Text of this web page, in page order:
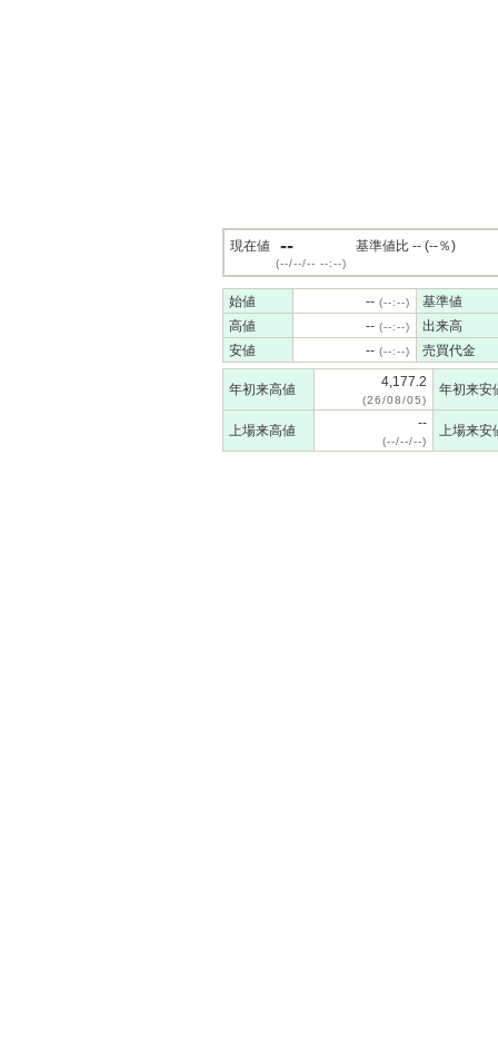
現在値 --
(--/--/-- --:--)
基準値比 -- (--％)
始値 -- (--:--)
基準値
高値
-- (--:--)
出来高
安値
-- (--:--) 売買代金
年初来高値 4,177.2
(26/08/05)
年初来安
上場来高値 --
(--/--/--)
上場来安